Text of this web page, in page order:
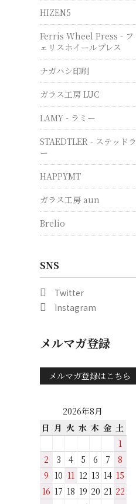
HIZEN5
Ferris Wheel Press - フ
ェリスホイールプレス
ナガハシ印刷
ガラス工房 LUC
LAMY - ラミー
STAEDTLER - ステッドラ
ー
HAPPYMT
ガラス工房 aun
Brelio
SNS
Twitter
Instagram
メルマガ登録
メルマガ登録はこちら
2026年8月
日 月 火 水 木 金 土
1
2
3 4 5 6 7
8
9 10 11 12 13 14 15
16 17 18 19 20 21 22